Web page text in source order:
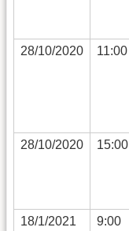
28/10/2020 11:00
28/10/2020 15:00
18/1/2021
9:00